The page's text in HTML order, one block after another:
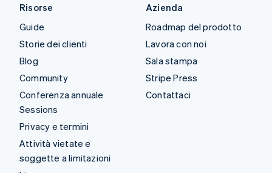
Risorse
Guide
Storie dei clienti
Blog
Community
Conferenza annuale
Sessions
Privacy e termini
Attività vietate e
soggette a limitazioni
Azienda
Roadmap del prodotto
Lavora con noi
Sala stampa
Stripe Press
Contattaci